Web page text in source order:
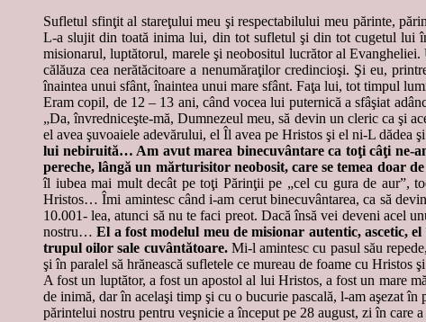
Sufletul sfinţit al stareţului meu şi respectabilului meu părinte,
L-a slujit din toată inima lui, din tot sufletul şi din tot cugetul lui
misionarul, luptătorul, marele şi neobositul lucrător al Evangheliei.
călăuza cea nerătăcitoare a nenumăraţilor credincioşi. Şi eu,
înaintea unui sfânt, înaintea unui mare sfânt. Faţa lui, tot timpul
Eram copil, de 12 – 13 ani, când vocea lui puternică a sfâşiat
„Da, învredniceşte-mă, Dumnezeul meu, să devin un cleric ca şi
el avea şuvoaiele adevărului, el Îl avea pe Hristos şi el ni-L dădea
lui nebiruită… Am avut marea binecuvântare ca toţi câţi ne-
pereche, lângă un mărturisitor neobosit, care se temea doar
îl iubea mai mult decât pe toţi Părinţii pe „cel cu gura de aur”,
Hristos… Îmi amintesc când i-am cerut binecuvântarea, ca să
10.001- lea, atunci să nu te faci preot. Dacă însă vei deveni acel
nostru…El a fost modelul meu de misionar autentic, ascetic,
trupul oilor sale cuvântătoare.Mi-l amintesc cu pasul său
şi în paralel să hrănească sufletele ce mureau de foame cu
A fost un luptător, a fost un apostol al lui Hristos, a fost un mare
de inimă, dar în acelaşi timp şi cu o bucurie pascală, l-am aşezat
părintelui nostru pentru veşnicie a început pe 28 august, zi în care